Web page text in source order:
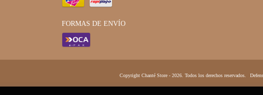
FORMAS DE ENVÍO
Copyright Chanté Store - 2026. Todos los derechos reservados.